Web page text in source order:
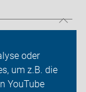
oder
um z.B. die
YouTube